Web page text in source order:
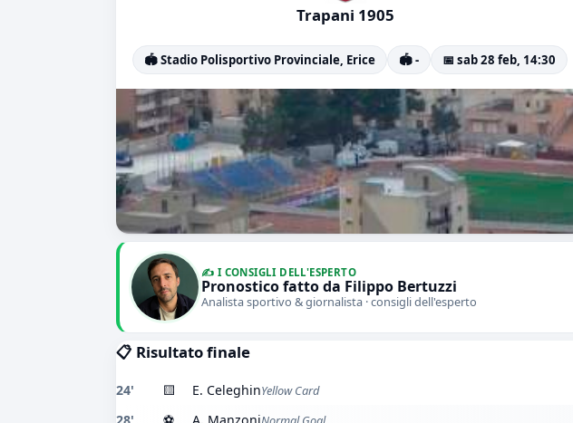
Trapani 1905
🏟️ Stadio Polisportivo Provinciale, Erice 🏟️ - 📅 sab 28 feb, 14:30
✍️ I CONSIGLI DELL'ESPERTO
Pronostico fatto da Filippo Bertuzzi
Analista sportivo & giornalista · consigli dell'esperto
📋 Risultato finale
24' 🟨 E. CeleghinYellow Card